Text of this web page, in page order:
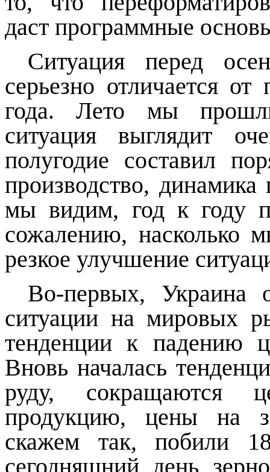
даст программные
Ситуация перед
серьезно отличается
года. Лето мы
ситуация выглядит
полугодие составил
производство,
мы видим, год к году
сожалению, насколько
резкое улучшение
Во-первых, Украина
ситуации на мировых
тенденции к падению
Вновь началась
руду, сокращаются
продукцию, цены на
скажем так, побили
сегодняшний день